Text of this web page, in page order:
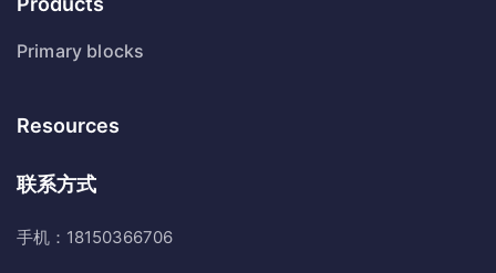
Primary blocks
Resources
联系方式
手机：18150366706